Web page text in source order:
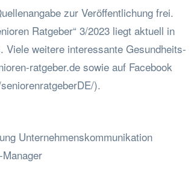
zur Veröffentlichung frei.
Ratgeber“ 3/2023 liegt aktuell in
Viele weitere interessante Gesundheits-
ratgeber.de sowie auf Facebook
).
Unternehmenskommunikation